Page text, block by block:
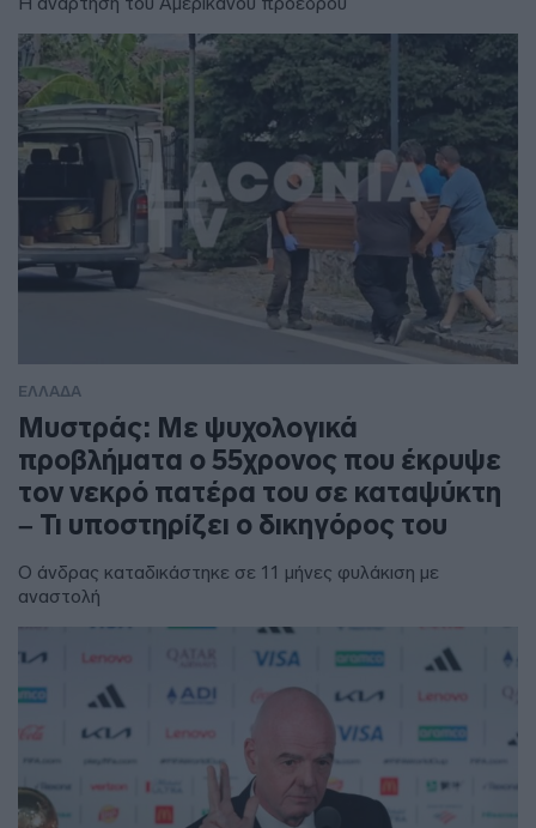
ΕΛΛΑΔΑ
Μυστράς: Με ψυχολογικά
προβλήματα ο 55χρονος που έκρυψε
τον νεκρό πατέρα του σε καταψύκτη
– Τι υποστηρίζει ο δικηγόρος του
Ο άνδρας καταδικάστηκε σε 11 μήνες φυλάκιση με
αναστολή